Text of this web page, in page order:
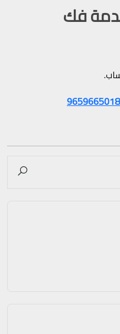
فك